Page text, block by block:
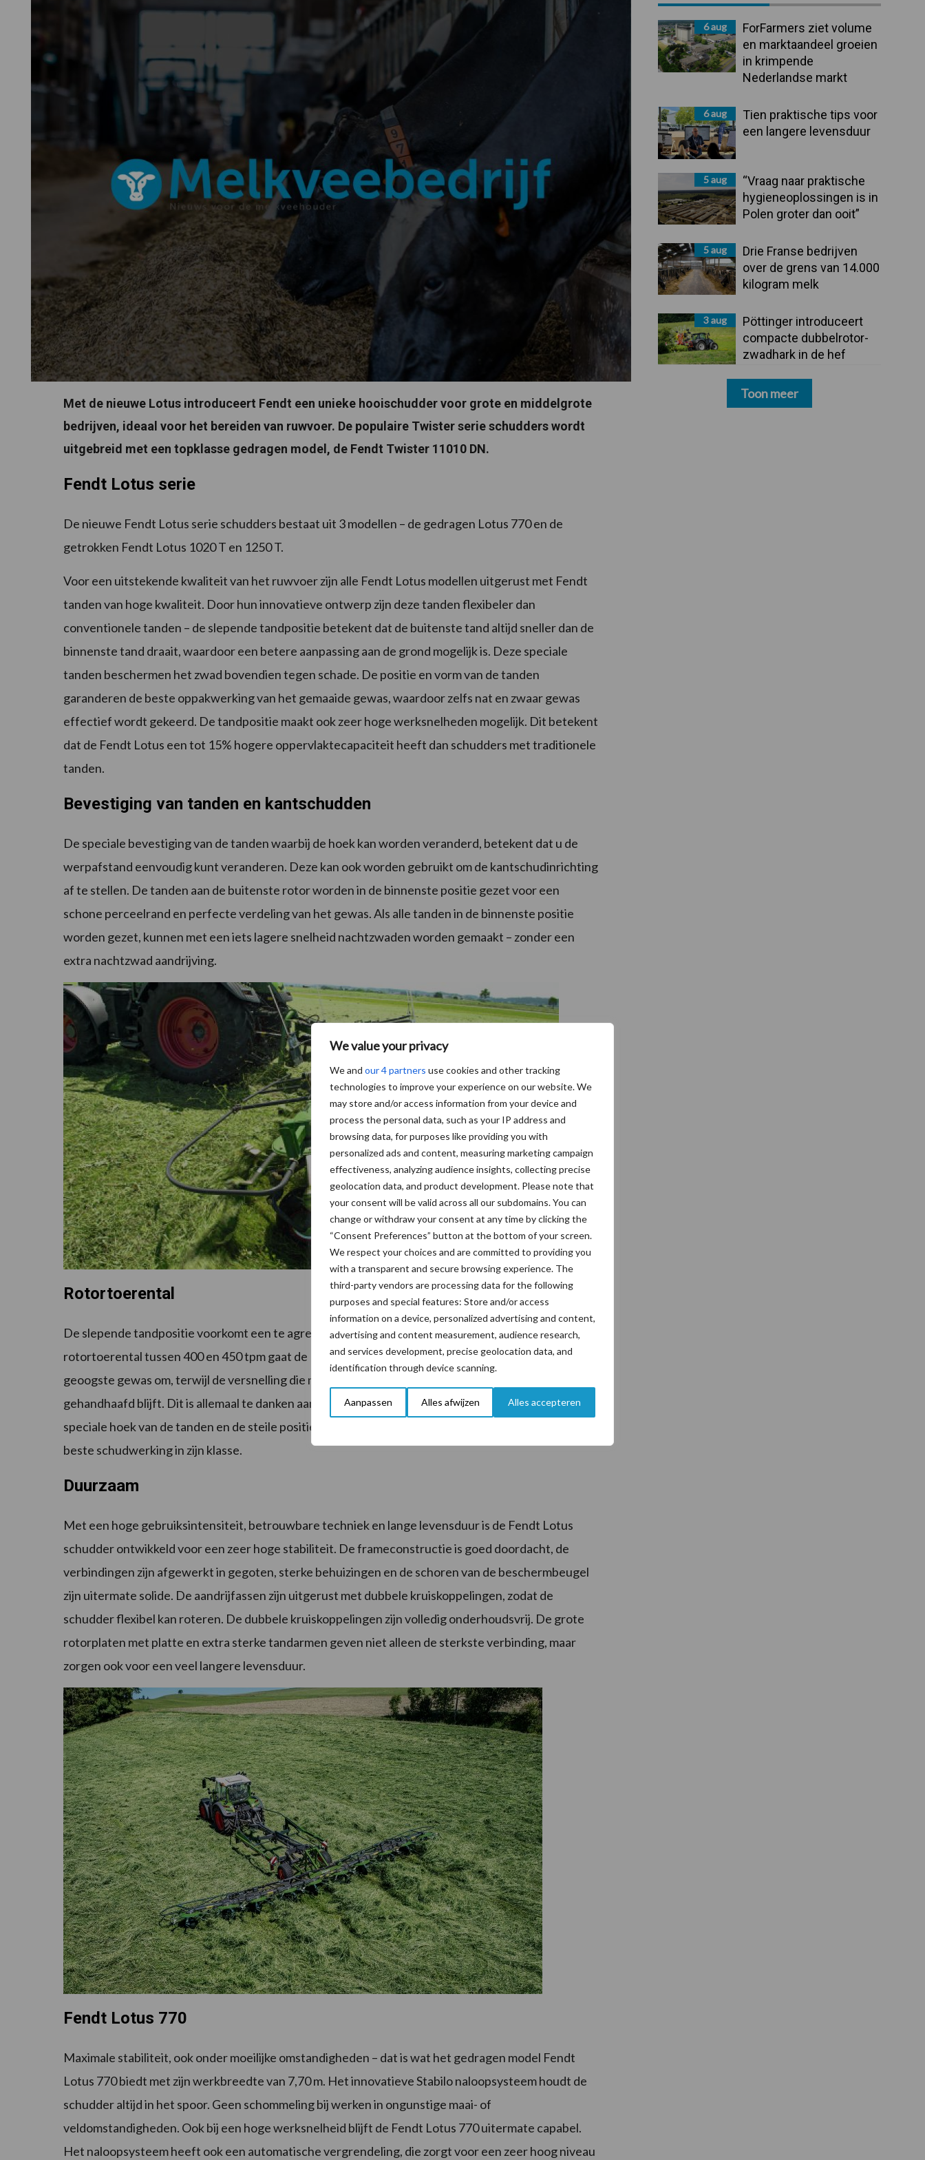
We value your privacy
We and our 4 partners use cookies and other tracking
technologies to improve your experience on our website. We
may store and/or access information from your device and
process the personal data, such as your IP address and
browsing data, for purposes like providing you with
personalized ads and content, measuring marketing campaign
effectiveness, analyzing audience insights, collecting precise
geolocation data, and product development. Please note that
your consent will be valid across all our subdomains. You can
change or withdraw your consent at any time by clicking the
“Consent Preferences” button at the bottom of your screen.
We respect your choices and are committed to providing you
with a transparent and secure browsing experience. The
third-party vendors are processing data for the following
purposes and special features: Store and/or access
information on a device, personalized advertising and content,
advertising and content measurement, audience research,
and services development, precise geolocation data, and
identification through device scanning.
Aanpassen Alles afwijzen Alles accepteren
Met de nieuwe Lotus introduceert Fendt een unieke hooischudder voor grote en middelgrote
bedrijven, ideaal voor het bereiden van ruwvoer. De populaire Twister serie schudders wordt
uitgebreid met een topklasse gedragen model, de Fendt Twister 11010 DN.
Fendt Lotus serie
De nieuwe Fendt Lotus serie schudders bestaat uit 3 modellen – de gedragen Lotus 770 en de
getrokken Fendt Lotus 1020 T en 1250 T.
Voor een uitstekende kwaliteit van het ruwvoer zijn alle Fendt Lotus modellen uitgerust met Fendt
tanden van hoge kwaliteit. Door hun innovatieve ontwerp zijn deze tanden flexibeler dan
conventionele tanden – de slepende tandpositie betekent dat de buitenste tand altijd sneller dan de
binnenste tand draait, waardoor een betere aanpassing aan de grond mogelijk is. Deze speciale
tanden beschermen het zwad bovendien tegen schade. De positie en vorm van de tanden
garanderen de beste oppakwerking van het gemaaide gewas, waardoor zelfs nat en zwaar gewas
effectief wordt gekeerd. De tandpositie maakt ook zeer hoge werksnelheden mogelijk. Dit betekent
dat de Fendt Lotus een tot 15% hogere oppervlaktecapaciteit heeft dan schudders met traditionele
tanden.
Bevestiging van tanden en kantschudden
De speciale bevestiging van de tanden waarbij de hoek kan worden veranderd, betekent dat u de
werpafstand eenvoudig kunt veranderen. Deze kan ook worden gebruikt om de kantschudinrichting
af te stellen. De tanden aan de buitenste rotor worden in de binnenste positie gezet voor een
schone perceelrand en perfecte verdeling van het gewas. Als alle tanden in de binnenste positie
worden gezet, kunnen met een iets lagere snelheid nachtzwaden worden gemaakt – zonder een
extra nachtzwad aandrijving.
Rotortoerental
De slepende tandpositie voorkomt een te agressieve versnelling van de schudder. Met een
rotortoerental tussen 400 en 450 tpm gaat de Fendt Lotus ook bijzonder voorzichtig met het
geoogste gewas om, terwijl de versnelling die nodig is voor een effectieve verspreiding
gehandhaafd blijft. Dit is allemaal te danken aan de positie van de tanden met dubbele werking, de
speciale hoek van de tanden en de steile positie van de rotoren – voor een hoge versnelling en de
beste schudwerking in zijn klasse.
Duurzaam
Met een hoge gebruiksintensiteit, betrouwbare techniek en lange levensduur is de Fendt Lotus
schudder ontwikkeld voor een zeer hoge stabiliteit. De frameconstructie is goed doordacht, de
verbindingen zijn afgewerkt in gegoten, sterke behuizingen en de schoren van de beschermbeugel
zijn uitermate solide. De aandrijfassen zijn uitgerust met dubbele kruiskoppelingen, zodat de
schudder flexibel kan roteren. De dubbele kruiskoppelingen zijn volledig onderhoudsvrij. De grote
rotorplaten met platte en extra sterke tandarmen geven niet alleen de sterkste verbinding, maar
zorgen ook voor een veel langere levensduur.
Fendt Lotus 770
Maximale stabiliteit, ook onder moeilijke omstandigheden – dat is wat het gedragen model Fendt
Lotus 770 biedt met zijn werkbreedte van 7,70 m. Het innovatieve Stabilo naloopsysteem houdt de
schudder altijd in het spoor. Geen schommeling bij werken in ongunstige maai- of
veldomstandigheden. Ook bij een hoge werksnelheid blijft de Fendt Lotus 770 uitermate capabel.
Het naloopsysteem heeft ook een automatische vergrendeling, die zorgt voor een zeer hoog niveau
Sidebar6 aug
ForFarmers ziet volume
en marktaandeel groeien
in krimpende
Nederlandse markt
6 aug
Tien praktische tips voor
een langere levensduur
5 aug
“Vraag naar praktische
hygieneoplossingen is in
Polen groter dan ooit”
5 aug
Drie Franse bedrijven
over de grens van 14.000
kilogram melk
3 aug
Pöttinger introduceert
compacte dubbelrotor-
zwadhark in de hef
Toon meer